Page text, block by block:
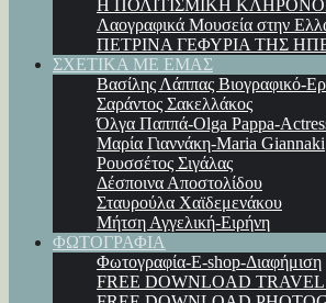
Η ΠΟΛΙΤΙΣΜΙΚΗ
Λαογραφικά Μουσεία στην
ΠΕΤΡΙΝΑ ΓΕΦΥΡΙΑ ΤΗΣ
ΣΧΕΤΙΚΑ ΜΕ ΕΜΑΣ
Βασίλης Λάππας Βιογραφικό-
Σαράντος Σακελλάκος
Όλγα Παππά-Olga Pappa-
Μαρία Γιαννάκη-Maria Giannaki
Ρουσσέτος Σιγάλας
Δέσποινα Αποστολίδου
Σταυρούλα Χαϊδεμενάκου
Μήτση Αγγελική-Ειρήνη
ΦΩΤΟΓΡΑΦΙΑ
Φωτογραφία-E-shop-Διαφήμιση
FREE DOWNLOAD